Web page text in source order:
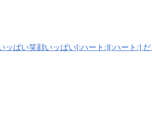
ッぱい笑顔いッぱい[:ハート:][:ハート:]